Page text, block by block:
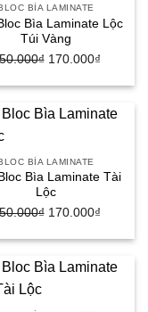
BÌA LAMINATE
Bìa Laminate Lộc
Túi Vàng
₫ Giá
250.000₫.
170.000₫
là:
BÌA LAMINATE
Bìa Laminate Tài
Lộc
₫ Giá
250.000₫.
170.000₫
là: